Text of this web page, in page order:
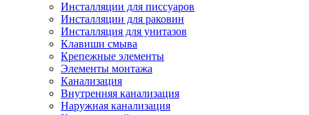
Инсталляции для писсуаров
Инсталляции для раковин
Инсталляция для унитазов
Клавиши смыва
Крепежные элементы
Элементы монтажа
Канализация
Внутренняя канализация
Наружная канализация